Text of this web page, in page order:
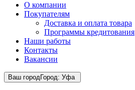
О компании
Покупателям
Доставка и оплата товара
Программы кредитования
Наши работы
Контакты
Вакансии
Ваш городГород: Уфа